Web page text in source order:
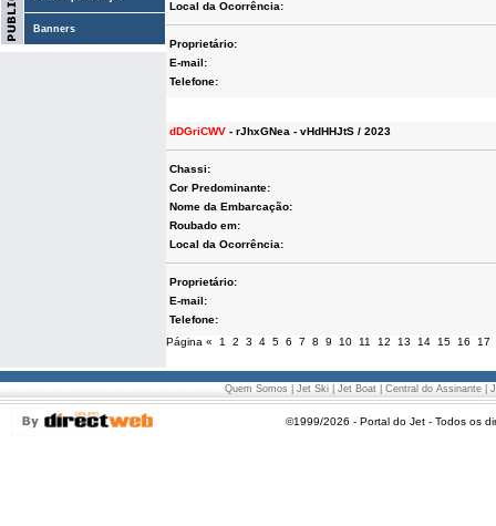
Banners
Local da Ocorrência:
Proprietário:
E-mail:
Telefone:
dDGriCWV - rJhxGNea - vHdHHJtS / 2023
Chassi:
Cor Predominante:
Nome da Embarcação:
Roubado em:
Local da Ocorrência:
Proprietário:
E-mail:
Telefone:
Página « 1 2 3 4 5 6 7 8 9 10 11 12 13 14 15 16 17
Quem Somos Jet Ski Jet Boat Central do Assinante
©1999/2026 - Portal do Jet - Todos os